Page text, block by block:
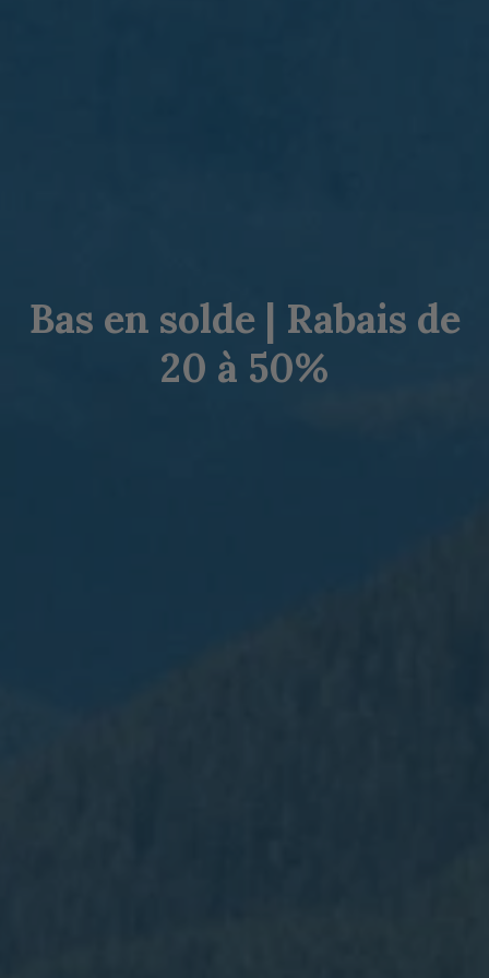
Bas en solde | Rabais de
20 à 50%